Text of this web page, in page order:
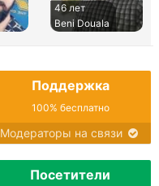
46 лет
Beni Douala
Поддержка
100% бесплатно
Модераторы на связи
Посетители